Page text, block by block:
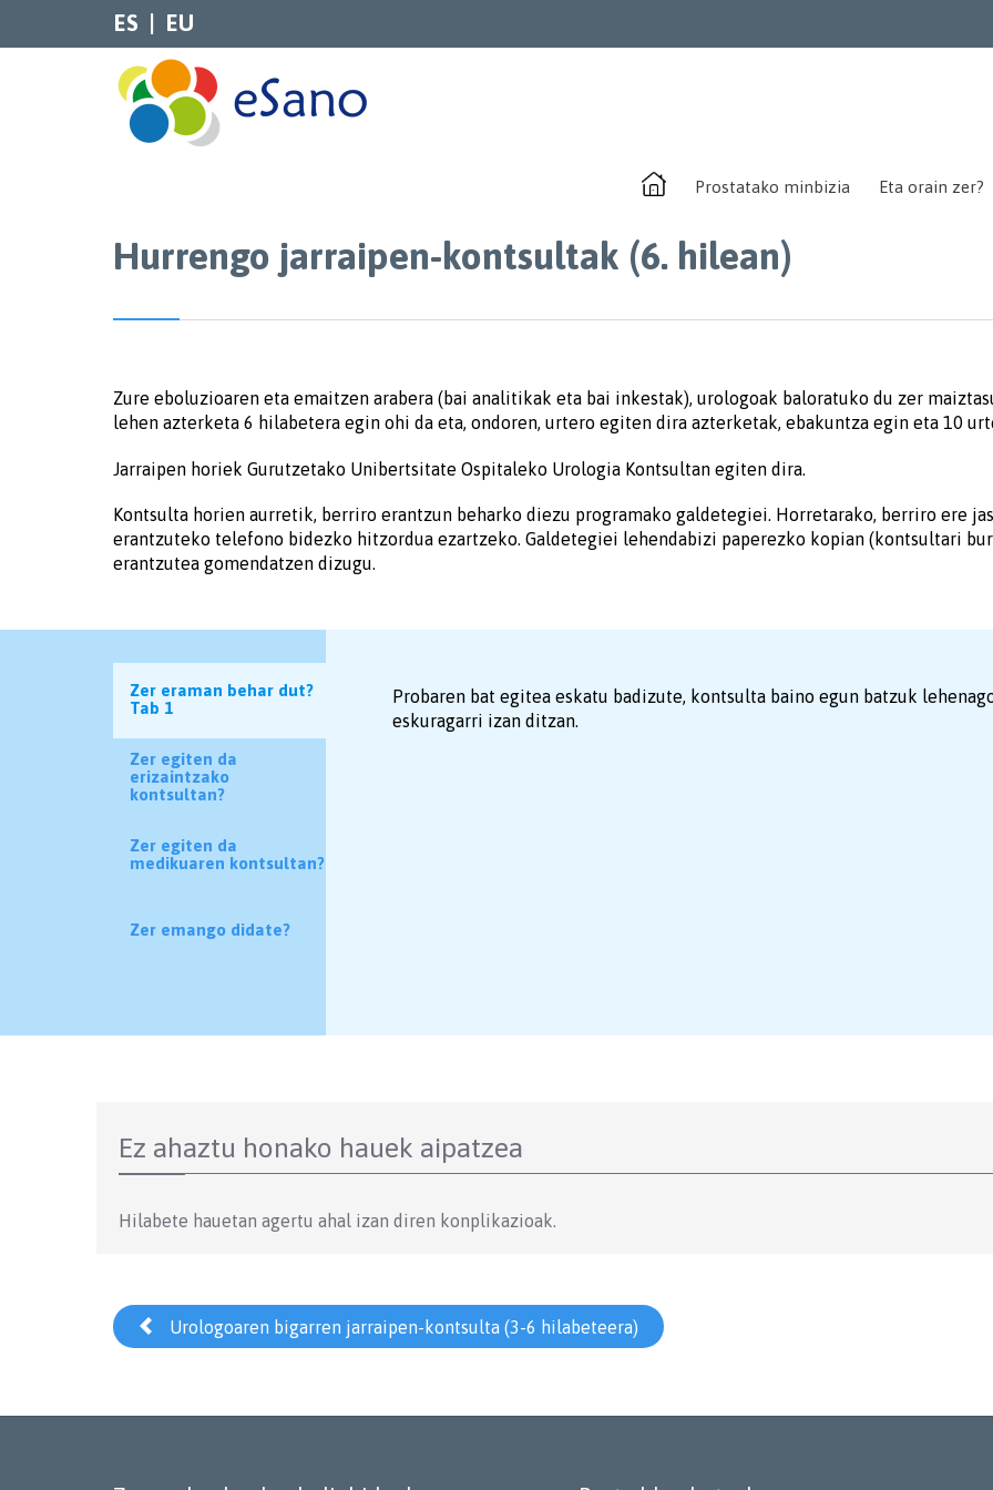
ES EU
Prostatako minbizia Eta orain zer?
Hurrengo jarraipen-kontsultak (6. hilean)
Zure eboluzioaren eta emaitzen arabera (bai analitikak eta bai inkestak), urologoak baloratuko du zer
lehen azterketa 6 hilabetera egin ohi da eta, ondoren, urtero egiten dira azterketak, ebakuntza egin eta 10
Jarraipen horiek Gurutzetako Unibertsitate Ospitaleko Urologia Kontsultan egiten dira.
Kontsulta horien aurretik, berriro erantzun beharko diezu programako galdetegiei. Horretarako, berriro ere
erantzuteko telefono bidezko hitzordua ezartzeko. Galdetegiei lehendabizi paperezko kopian (kontsultari
erantzutea gomendatzen dizugu.
Zer eraman behar dut?
Tab 1
Zer egiten da
erizaintzako
kontsultan?
Zer egiten da
medikuaren kontsultan?
Zer emango didate?
Probaren bat egitea eskatu badizute, kontsulta baino egun batzuk
eskuragarri izan ditzan.
Ez ahaztu honako hauek aipatzea
Hilabete hauetan agertu ahal izan diren konplikazioak.
 Urologoaren bigarren jarraipen-kontsulta (3-6 hilabeteera)